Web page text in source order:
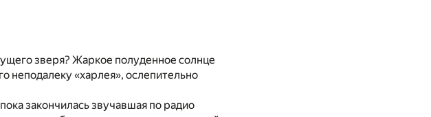
зверя? Жаркое полуденное солнце
неподалеку «харлея», ослепительно
закончилась звучавшая по радио